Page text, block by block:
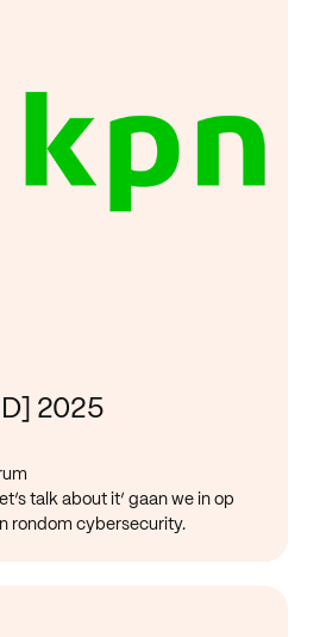
2025
talk about it’ gaan we in op
rondom cybersecurity.